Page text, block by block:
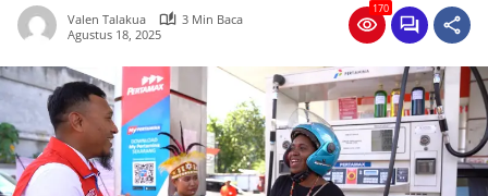
Valen Talakua
3 Min Baca
Agustus 18, 2025
170